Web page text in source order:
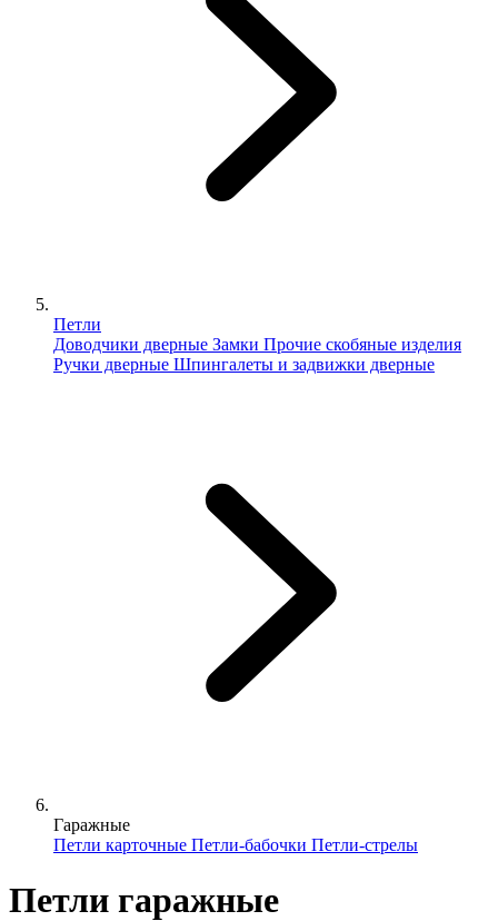
Петли
Доводчики дверные Замки Прочие скобяные изделия
Ручки дверные Шпингалеты и задвижки дверные
Гаражные
Петли карточные Петли-бабочки Петли-стрелы
Петли гаражные